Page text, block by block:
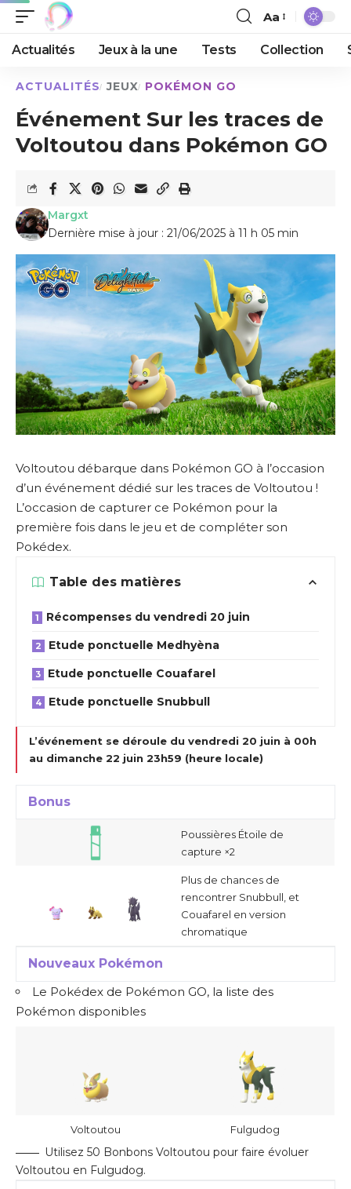
Aa
Actualités Jeux à la une Tests Collection
ACTUALITÉS JEUX POKÉMON GO
Événement Sur les traces de
Voltoutou dans Pokémon GO
Dernière mise à jour : 21/06/2025 à 11 h 05 min
Margxt
Voltoutou débarque dans Pokémon GO à l’occasion
d’un événement dédié sur les traces de Voltoutou !
L’occasion de capturer ce Pokémon pour la
première fois dans le jeu et de compléter son
Pokédex.
Table des matières
Récompenses du vendredi 20 juin
Etude ponctuelle Medhyèna
Etude ponctuelle Couafarel
Etude ponctuelle Snubbull
L’événement se déroule du vendredi 20 juin à 00h
au dimanche 22 juin 23h59 (heure locale)
Bonus
Poussières Étoile de
capture ×2
Plus de chances de
rencontrer Snubbull, et
Couafarel en version
chromatique
Nouveaux Pokémon
Le Pokédex de Pokémon GO, la liste des
Pokémon disponibles
Voltoutou Fulgudog
Utilisez 50 Bonbons Voltoutou pour faire évoluer
Voltoutou en Fulgudog.